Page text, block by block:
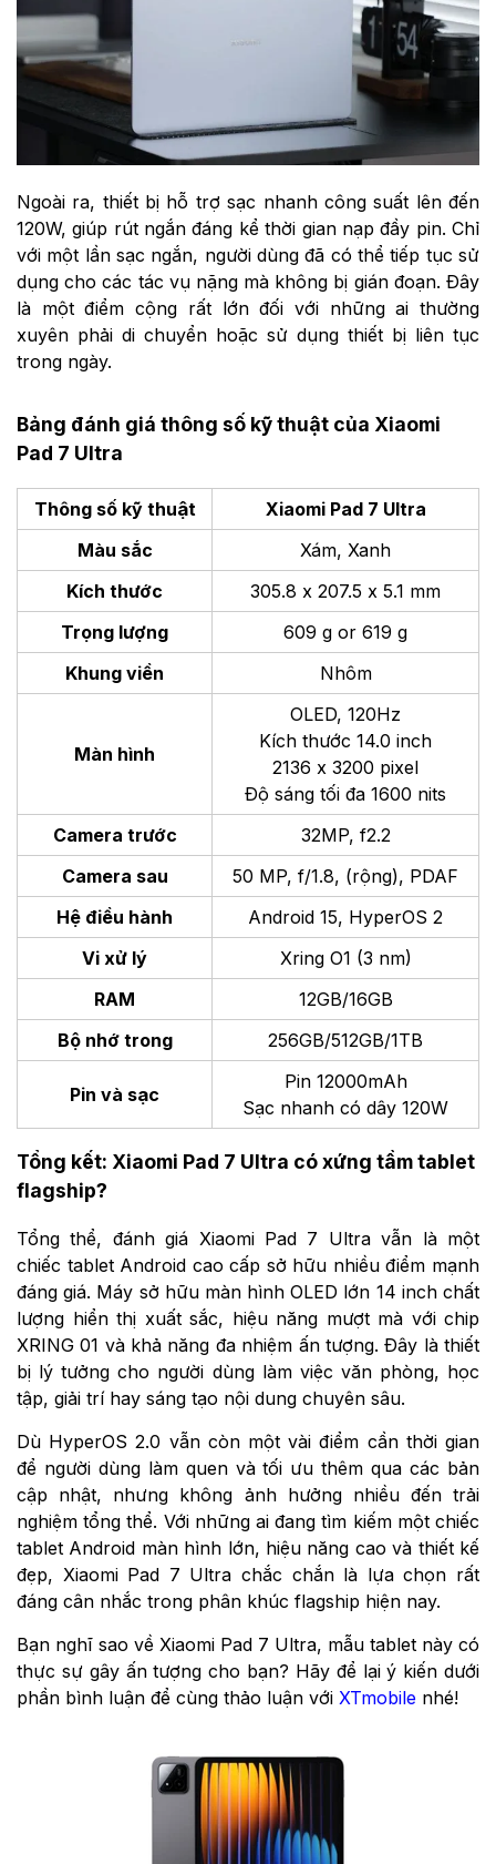
Ngoài ra, thiết bị hỗ trợ sạc nhanh công suất lên đến
120W, giúp rút ngắn đáng kể thời gian nạp đầy pin. Chỉ
với một lần sạc ngắn, người dùng đã có thể tiếp tục sử
dụng cho các tác vụ nặng mà không bị gián đoạn. Đây
là một điểm cộng rất lớn đối với những ai thường
xuyên phải di chuyển hoặc sử dụng thiết bị liên tục
trong ngày.
Bảng đánh giá thông số kỹ thuật của Xiaomi
Pad 7 Ultra
Thông số kỹ thuật
Xiaomi Pad 7 Ultra
Màu sắc
Xám, Xanh
Kích thước
305.8 x 207.5 x 5.1 mm
Trọng lượng
609 g or 619 g
Khung viền
Nhôm
Màn hình
OLED, 120Hz
Kích thước 14.0 inch
2136 x 3200 pixel
Độ sáng tối đa 1600 nits
Camera trước
32MP, f2.2
Camera sau
50 MP, f/1.8, (rộng), PDAF
Hệ điều hành
Android 15, HyperOS 2
Vi xử lý
Xring O1 (3 nm)
RAM
12GB/16GB
Bộ nhớ trong
256GB/512GB/1TB
Pin và sạc
Pin 12000mAh
Sạc nhanh có dây 120W
Tổng kết: Xiaomi Pad 7 Ultra có xứng tầm tablet
flagship?
Tổng thể, đánh giá Xiaomi Pad 7 Ultra vẫn là một
chiếc tablet Android cao cấp sở hữu nhiều điểm mạnh
đáng giá. Máy sở hữu màn hình OLED lớn 14 inch chất
lượng hiển thị xuất sắc, hiệu năng mượt mà với chip
XRING 01 và khả năng đa nhiệm ấn tượng. Đây là thiết
bị lý tưởng cho người dùng làm việc văn phòng, học
tập, giải trí hay sáng tạo nội dung chuyên sâu.
Dù HyperOS 2.0 vẫn còn một vài điểm cần thời gian
để người dùng làm quen và tối ưu thêm qua các bản
cập nhật, nhưng không ảnh hưởng nhiều đến trải
nghiệm tổng thể. Với những ai đang tìm kiếm một chiếc
tablet Android màn hình lớn, hiệu năng cao và thiết kế
đẹp, Xiaomi Pad 7 Ultra chắc chắn là lựa chọn rất
đáng cân nhắc trong phân khúc flagship hiện nay.
Bạn nghĩ sao về Xiaomi Pad 7 Ultra, mẫu tablet này có
thực sự gây ấn tượng cho bạn? Hãy để lại ý kiến dưới
phần bình luận để cùng thảo luận với XTmobile nhé!